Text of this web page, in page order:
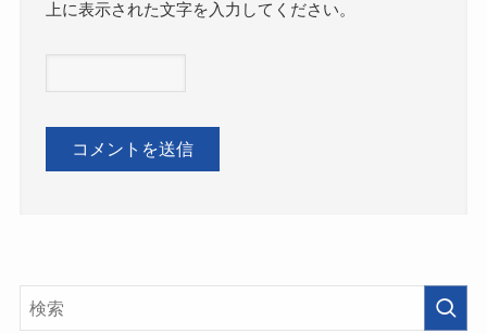
上に表示された文字を入力してください。